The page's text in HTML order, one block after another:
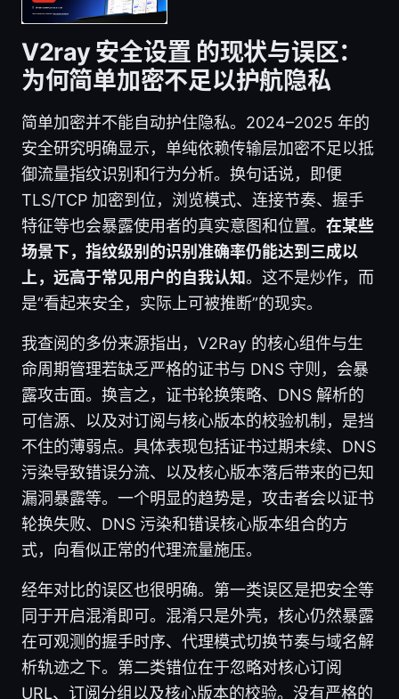
V2ray 安全设置 的现状与误区：
为何简单加密不足以护航隐私
简单加密并不能自动护住隐私。2024–2025 年的
安全研究明确显示，单纯依赖传输层加密不足以抵
御流量指纹识别和行为分析。换句话说，即便
TLS/TCP 加密到位，浏览模式、连接节奏、握手
特征等也会暴露使用者的真实意图和位置。 在某些
场景下，指纹级别的识别准确率仍能达到三成以
上，远高于常见用户的自我认知。这不是炒作，而
是“看起来安全，实际上可被推断”的现实。
我查阅的多份来源指出，V2Ray 的核心组件与生
命周期管理若缺乏严格的证书与 DNS 守则，会暴
露攻击面。换言之，证书轮换策略、DNS 解析的
可信源、以及对订阅与核心版本的校验机制，是挡
不住的薄弱点。具体表现包括证书过期未续、DNS
污染导致错误分流、以及核心版本落后带来的已知
漏洞暴露等。一个明显的趋势是，攻击者会以证书
轮换失败、DNS 污染和错误核心版本组合的方
式，向看似正常的代理流量施压。
经年对比的误区也很明确。第一类误区是把安全等
同于开启混淆即可。混淆只是外壳，核心仍然暴露
在可观测的握手时序、代理模式切换节奏与域名解
析轨迹之下。第二类错位在于忽略对核心订阅
URL、订阅分组以及核心版本的校验。没有严格的